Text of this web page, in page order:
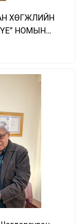
ХӨГЖЛИЙН
НОМЫН